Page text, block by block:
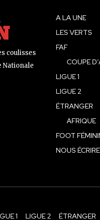
coulisses
Nationale
A LA UNE
LES VERTS
FAF
COUPE
LIGUE 1
LIGUE 2
ÉTRANGER
AFRIQUE
FOOT
NOUS ÉCRIRE
1 LIGUE 2 ÉTRANGER